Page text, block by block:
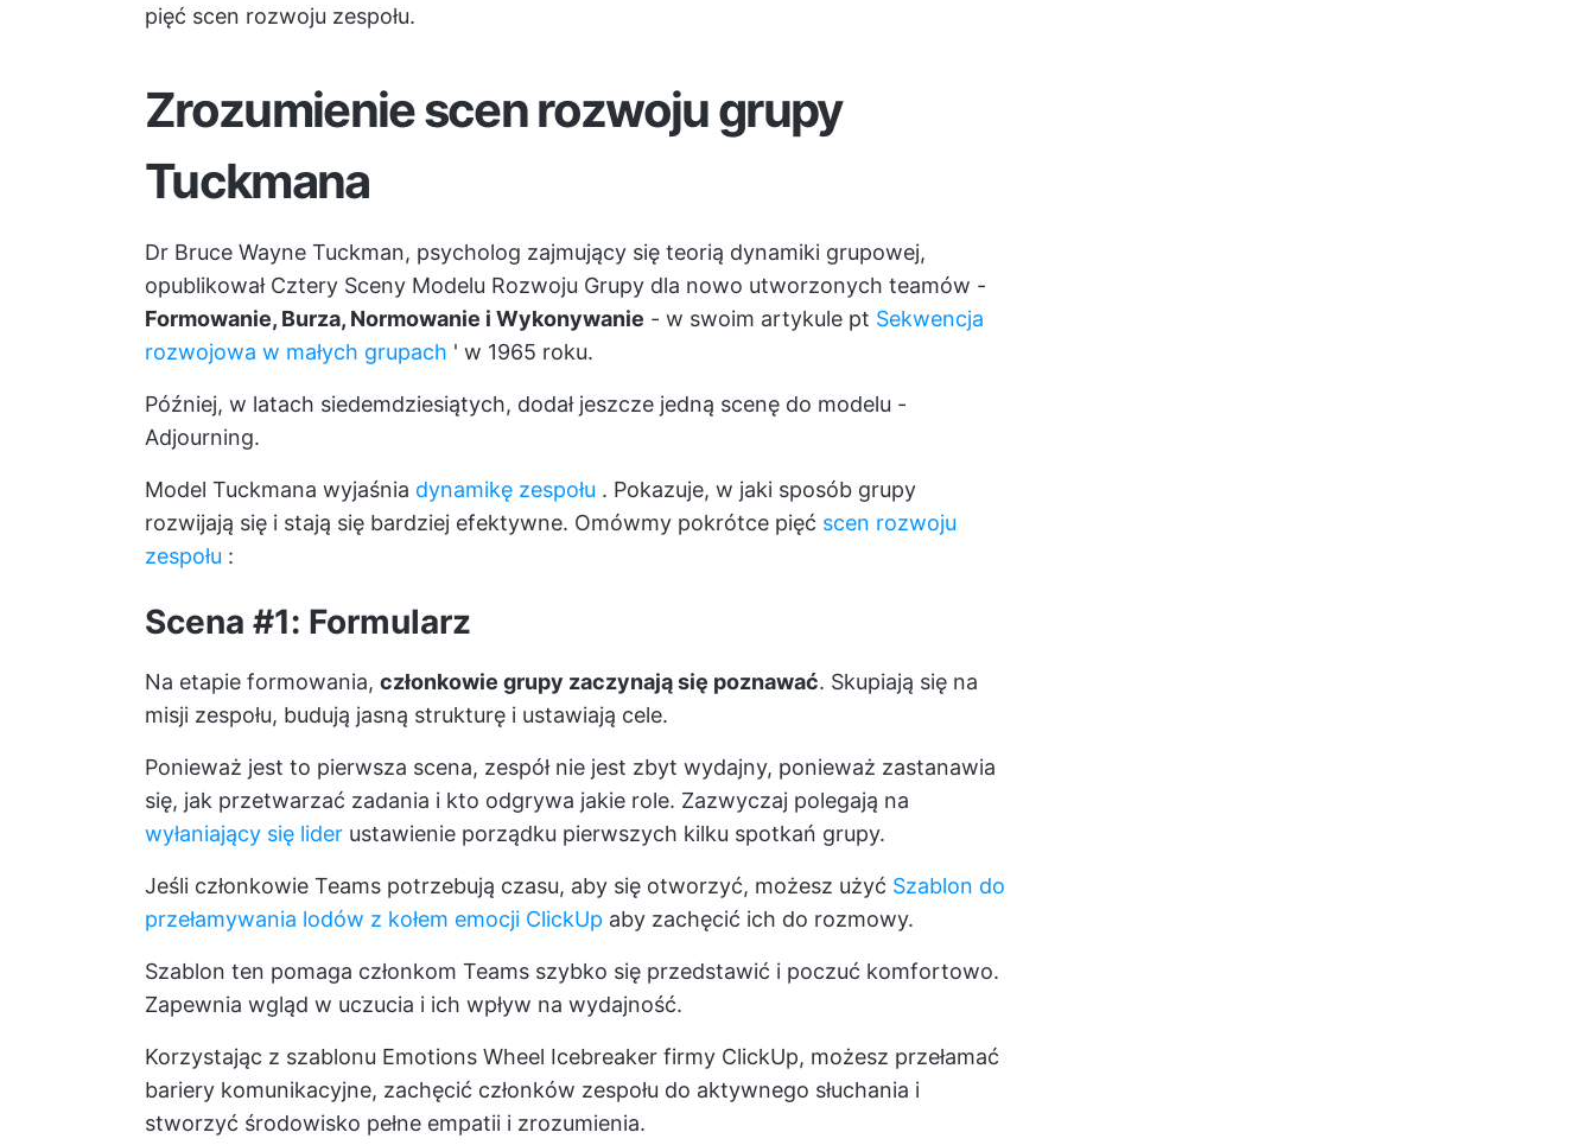
pięć scen rozwoju zespołu.
Zrozumienie scen rozwoju grupy
Tuckmana
Dr Bruce Wayne Tuckman, psycholog zajmujący się teorią dynamiki grupowej,
opublikował Cztery Sceny Modelu Rozwoju Grupy dla nowo utworzonych teamów -
Formowanie, Burza, Normowanie i Wykonywanie - w swoim artykule pt Sekwencja
rozwojowa w małych grupach ' w 1965 roku.
Później, w latach siedemdziesiątych, dodał jeszcze jedną scenę do modelu -
Adjourning.
Model Tuckmana wyjaśnia dynamikę zespołu . Pokazuje, w jaki sposób grupy
rozwijają się i stają się bardziej efektywne. Omówmy pokrótce pięć scen rozwoju
zespołu :
Scena #1: Formularz
Na etapie formowania, członkowie grupy zaczynają się poznawać. Skupiają się na
misji zespołu, budują jasną strukturę i ustawiają cele.
Ponieważ jest to pierwsza scena, zespół nie jest zbyt wydajny, ponieważ zastanawia
się, jak przetwarzać zadania i kto odgrywa jakie role. Zazwyczaj polegają na
wyłaniający się lider ustawienie porządku pierwszych kilku spotkań grupy.
Jeśli członkowie Teams potrzebują czasu, aby się otworzyć, możesz użyć Szablon do
przełamywania lodów z kołem emocji ClickUp aby zachęcić ich do rozmowy.
Szablon ten pomaga członkom Teams szybko się przedstawić i poczuć komfortowo.
Zapewnia wgląd w uczucia i ich wpływ na wydajność.
Korzystając z szablonu Emotions Wheel Icebreaker firmy ClickUp, możesz przełamać
bariery komunikacyjne, zachęcić członków zespołu do aktywnego słuchania i
stworzyć środowisko pełne empatii i zrozumienia.